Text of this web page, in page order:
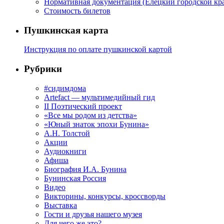
Нормативная документация (Елецкий городской
Стоимость билетов
Пушкинская карта
Инструкция по оплате пушкинской картой
Рубрики
#сидимдома
Artefact — мультимедийный гид
II Поэтический проект
«Все мы родом из детства»
«Юный знаток эпохи Бунина»
А.Н. Толстой
Акции
Аудиокниги
Афиша
Биография И.А. Бунина
Бунинская Россия
Видео
Викторины, конкурсы, кроссворды
Выставка
Гости и друзья нашего музея